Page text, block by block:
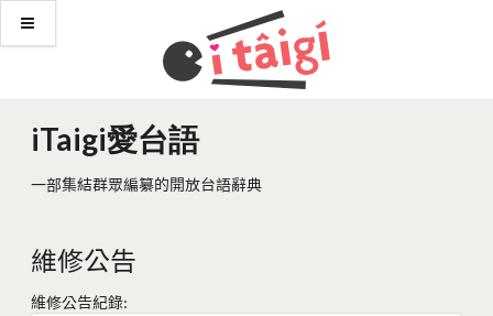
iTaigi愛台語
一部集結群眾編纂的開放台語辭典
維修公告
維修公告紀錄: